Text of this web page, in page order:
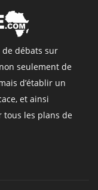
de débats sur
seulement de
d’établir un
et ainsi
les plans de